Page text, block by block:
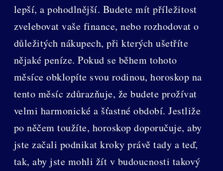
lepší, a pohodlnější. Budete mít příležitost
zvelebovat vaše finance, nebo rozhodovat o
důležitých nákupech, při kterých ušetříte
nějaké peníze. Pokud se během tohoto
měsíce obklopíte svou rodinou, horoskop na
tento měsíc zdůrazňuje, že budete prožívat
velmi harmonické a šťastné období. Jestliže
po něčem toužíte, horoskop doporučuje, aby
jste začali podnikat kroky právě tady a teď,
tak, aby jste mohli žít v budoucnosti takový